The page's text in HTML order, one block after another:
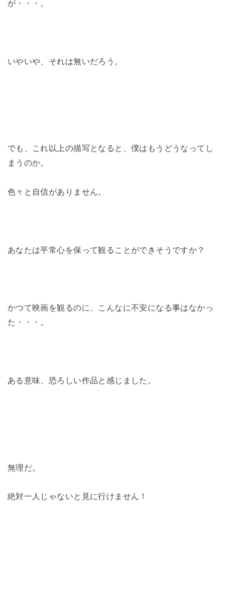
が・・・。
いやいや、それは無いだろう。
でも、これ以上の描写となると、僕はもうどうなってし
まうのか。
色々と自信がありません。
あなたは平常心を保って観ることができそうですか？
かつて映画を観るのに、こんなに不安になる事はなかっ
た・・・。
ある意味、恐ろしい作品と感じました。
無理だ。
絶対一人じゃないと見に行けません！